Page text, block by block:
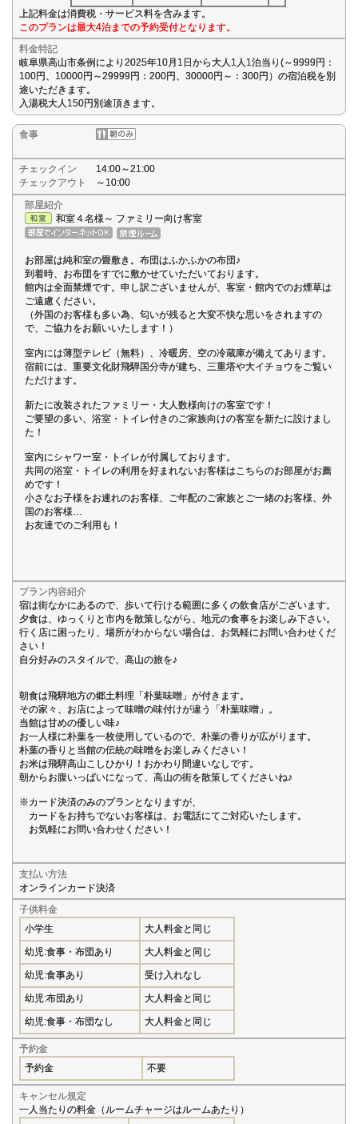
上記料金は消費税・サービス料を含みます。
このプランは最大4泊までの予約受付となります。
料金特記
岐阜県高山市条例により2025年10月1日から大人1人1泊当り(～9999円：
100円、10000円～29999円：200円、30000円～：300円）の宿泊税を別
途いただきます。
入湯税大人150円別途頂きます。
食事
チェックイン
14:00～21:00
チェックアウト
～10:00
部屋紹介
和室４名様～ ファミリー向け客室
お部屋は純和室の畳敷き。布団はふかふかの布団♪
到着時、お布団をすでに敷かせていただいております。
館内は全面禁煙です。申し訳ございませんが、客室・館内でのお煙草は
ご遠慮ください。
（外国のお客様も多い為、匂いが残ると大変不快な思いをされますの
で、ご協力をお願いいたします！）
室内には薄型テレビ（無料）、冷暖房、空の冷蔵庫が備えてあります。
宿前には、重要文化財飛騨国分寺が建ち、三重塔や大イチョウをご覧い
ただけます。
新たに改装されたファミリー・大人数様向けの客室です！
ご要望の多い、浴室・トイレ付きのご家族向けの客室を新たに設けまし
た！
室内にシャワー室・トイレが付属しております。
共同の浴室・トイレの利用を好まれないお客様はこちらのお部屋がお薦
めです！
小さなお子様をお連れのお客様、ご年配のご家族とご一緒のお客様、外
国のお客様…
お友達でのご利用も！
プラン内容紹介
宿は街なかにあるので、歩いて行ける範囲に多くの飲食店がございます。
夕食は、ゆっくりと市内を散策しながら、地元の食事をお楽しみ下さい。
行く店に困ったり、場所がわからない場合は、お気軽にお問い合わせくだ
さい！
自分好みのスタイルで、高山の旅を♪
朝食は飛騨地方の郷土料理「朴葉味噌」が付きます。
その家々、お店によって味噌の味付けが違う「朴葉味噌」。
当館は甘めの優しい味♪
お一人様に朴葉を一枚使用しているので、朴葉の香りが広がります。
朴葉の香りと当館の伝統の味噌をお楽しみください！
お米は飛騨高山こしひかり！おかわり間違いなしです。
朝からお腹いっぱいになって、高山の街を散策してくださいね♪
※カード決済のみのプランとなりますが、
カードをお持ちでないお客様は、お電話にてご対応いたします。
お気軽にお問い合わせください！
支払い方法
オンラインカード決済
子供料金
小学生
大人料金と同じ
幼児:食事・布団あり 大人料金と同じ
幼児:食事あり 受け入れなし
幼児:布団あり 大人料金と同じ
幼児:食事・布団なし 大人料金と同じ
予約金
予約金
不要
キャンセル規定
一人当たりの料金（ルームチャージはルームあたり）